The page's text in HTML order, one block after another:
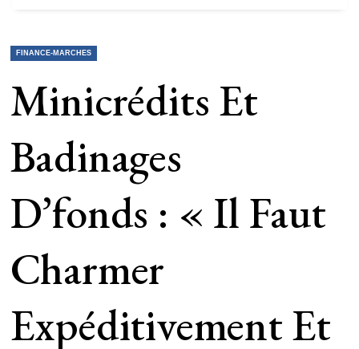
FINANCE-MARCHES
Minicrédits Et
Badinages
D’fonds : « Il Faut
Charmer
Expéditivement Et